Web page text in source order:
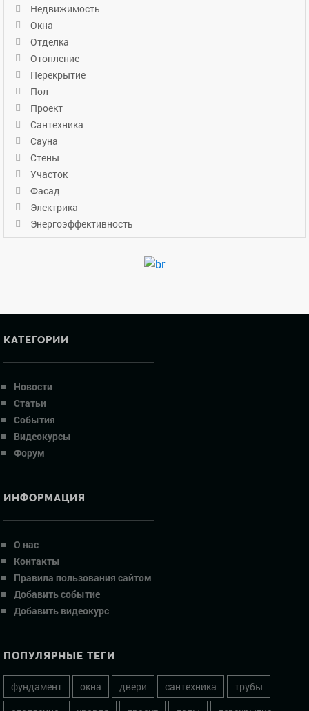
Недвижимость
Окна
Отделка
Отопление
Перекрытие
Пол
Проект
Сантехника
Сауна
Стены
Участок
Фасад
Электрика
Энергоэффективность
КАТЕГОРИИ
Новости
Статьи
События
Видеокурсы
Форум
ИНФОРМАЦИЯ
О нас
Контакты
Правила пользования сайтом
Добавить событие
Добавить видеокурс
ПОПУЛЯРНЫЕ ТЕГИ
фундамент окна двери сантехника
трубы